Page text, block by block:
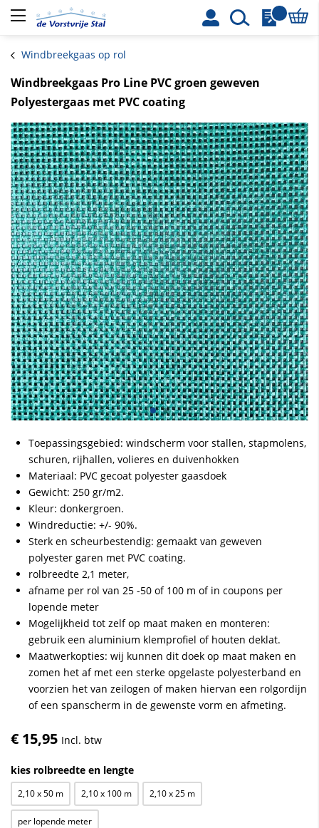
Windbreekgaas op rol
Windbreekgaas Pro Line PVC groen geweven
Polyestergaas met PVC coating
Toepassingsgebied: windscherm voor stallen, stapmolens,
schuren, rijhallen, volieres en duivenhokken
Materiaal: PVC gecoat polyester gaasdoek
Gewicht: 250 gr/m2.
Kleur: donkergroen.
Windreductie: +/- 90%.
Sterk en scheurbestendig: gemaakt van geweven
polyester garen met PVC coating.
rolbreedte 2,1 meter,
afname per rol van 25 -50 of 100 m of in coupons per
lopende meter
Mogelijkheid tot zelf op maat maken en monteren:
gebruik een aluminium klemprofiel of houten deklat.
Maatwerkopties: wij kunnen dit doek op maat maken en
zomen het af met een sterke opgelaste polyesterband en
voorzien het van zeilogen of maken hiervan een rolgordijn
of een spanscherm in de gewenste vorm en afmeting.
€ 15,95
kies rolbreedte en lengte
2,10 x 50 m 2,10 x 100 m 2,10 x 25 m
per lopende meter